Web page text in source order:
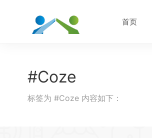
首页
#Coze
标签为 #Coze 内容如下：